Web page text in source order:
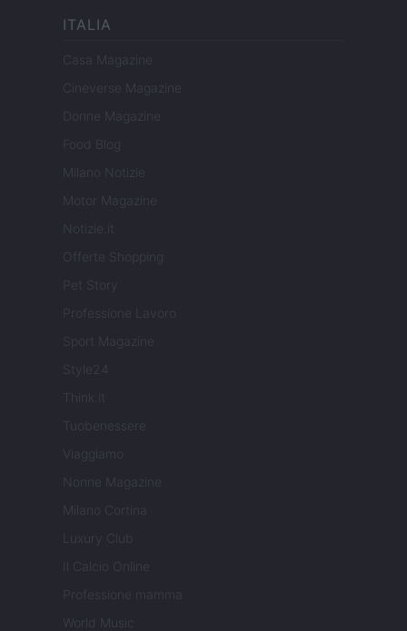
ITALIA
Casa Magazine
Cineverse Magazine
Donne Magazine
Food Blog
Milano Notizie
Motor Magazine
Notizie.it
Offerte Shopping
Pet Story
Professione Lavoro
Sport Magazine
Style24
Think.it
Tuobenessere
Viaggiamo
Nonne Magazine
Milano Cortina
Luxury Club
Il Calcio Online
Professione mamma
World Music